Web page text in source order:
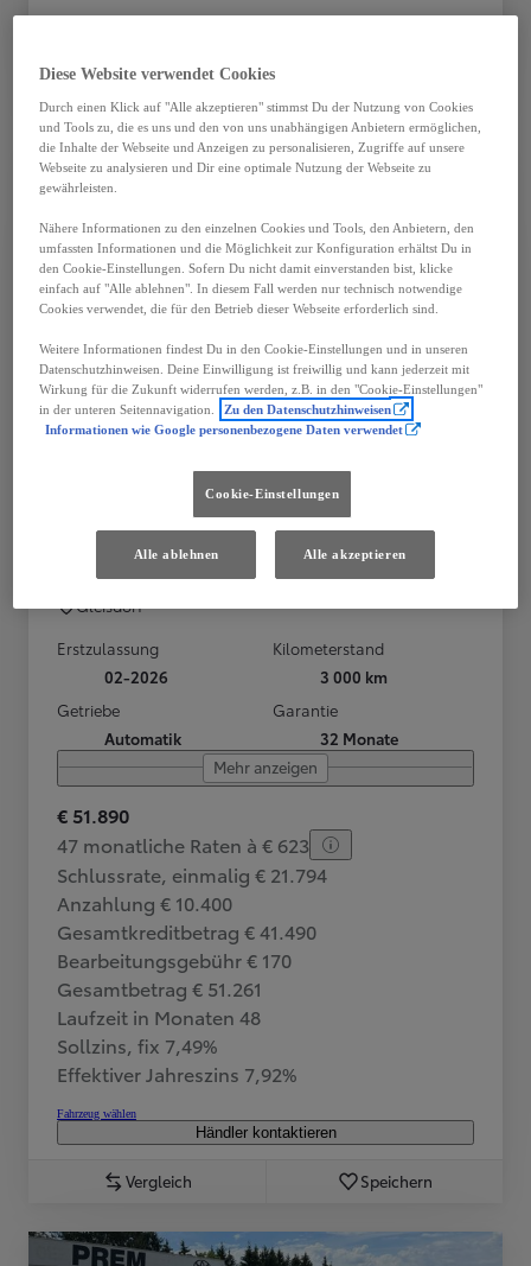
Toyota Proace Verso
Proace Verso 2,2 Diesel Family L1 Aut. Navi/elektr. Schiebetür
Gleisdorf
Erstzulassung
02-2026
Kilometerstand
3 000 km
Getriebe
Automatik
Garantie
32 Monate
Mehr anzeigen
€ 51.890
47 monatliche Raten à € 623
Schlussrate, einmalig € 21.794
Anzahlung € 10.400
Gesamtkreditbetrag € 41.490
Bearbeitungsgebühr € 170
Gesamtbetrag € 51.261
Laufzeit in Monaten 48
Sollzins, fix 7,49%
Effektiver Jahreszins 7,92%
Fahrzeug wählen
Händler kontaktieren
Vergleich Speichern
Diese Website verwendet Cookies
Durch einen Klick auf "Alle akzeptieren" stimmst Du der Nutzung von Cookies
und Tools zu, die es uns und den von uns unabhängigen Anbietern ermöglichen,
die Inhalte der Webseite und Anzeigen zu personalisieren, Zugriffe auf unsere
Webseite zu analysieren und Dir eine optimale Nutzung der Webseite zu
gewährleisten.
Nähere Informationen zu den einzelnen Cookies und Tools, den Anbietern, den
umfassten Informationen und die Möglichkeit zur Konfiguration erhältst Du in
den Cookie-Einstellungen. Sofern Du nicht damit einverstanden bist, klicke
einfach auf "Alle ablehnen". In diesem Fall werden nur technisch notwendige
Cookies verwendet, die für den Betrieb dieser Webseite erforderlich sind.
Weitere Informationen findest Du in den Cookie-Einstellungen und in unseren
Datenschutzhinweisen. Deine Einwilligung ist freiwillig und kann jederzeit mit
Wirkung für die Zukunft widerrufen werden, z.B. in den "Cookie-Einstellungen"
in der unteren Seitennavigation.
Zu den Datenschutzhinweisen
Informationen wie Google personenbezogene Daten verwendet
Cookie-Einstellungen
Alle ablehnen Alle akzeptieren